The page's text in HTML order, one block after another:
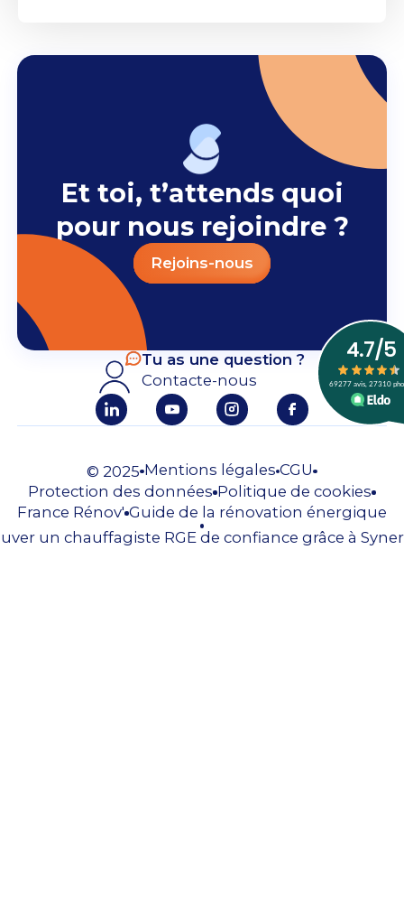
Et toi, t’attends quoi
pour nous rejoindre ?
Rejoins-nous
Tu as une question ?
Contacte-nous
© 2025 Mentions légales CGU
Protection des données Politique de cookies
France Rénov' Guide de la rénovation énergique
un chauffagiste RGE de confiance grâce à